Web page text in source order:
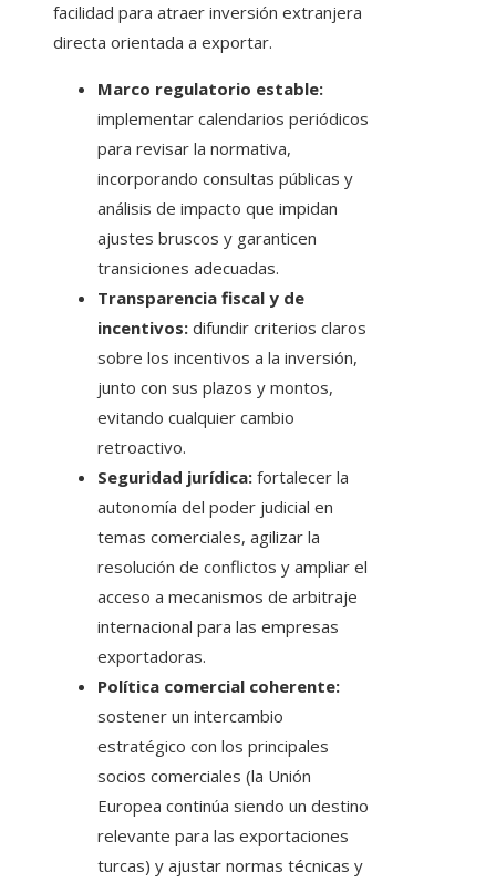
facilidad para atraer inversión extranjera
directa orientada a exportar.
Marco regulatorio estable:
implementar calendarios periódicos
para revisar la normativa,
incorporando consultas públicas y
análisis de impacto que impidan
ajustes bruscos y garanticen
transiciones adecuadas.
Transparencia fiscal y de
incentivos: difundir criterios claros
sobre los incentivos a la inversión,
junto con sus plazos y montos,
evitando cualquier cambio
retroactivo.
Seguridad jurídica: fortalecer la
autonomía del poder judicial en
temas comerciales, agilizar la
resolución de conflictos y ampliar el
acceso a mecanismos de arbitraje
internacional para las empresas
exportadoras.
Política comercial coherente:
sostener un intercambio
estratégico con los principales
socios comerciales (la Unión
Europea continúa siendo un destino
relevante para las exportaciones
turcas) y ajustar normas técnicas y